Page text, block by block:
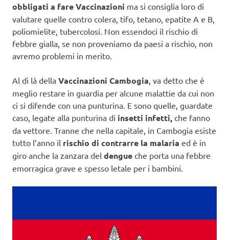
obbligati a fare Vaccinazioni ma si consiglia loro di
valutare quelle contro colera, tifo, tetano, epatite A e B,
poliomielite, tubercolosi. Non essendoci il rischio di
febbre gialla, se non proveniamo da paesi a rischio, non
avremo problemi in merito.
Al di là della Vaccinazioni Cambogia , va detto che è
meglio restare in guardia per alcune malattie da cui non
ci si difende con una punturina. E sono quelle, guardate
caso, legate alla punturina di insetti infetti, che fanno
da vettore. Tranne che nella capitale, in Cambogia esiste
tutto l’anno il rischio di contrarre la malaria ed è in
giro anche la zanzara del dengue che porta una febbre
emorragica grave e spesso letale per i bambini.